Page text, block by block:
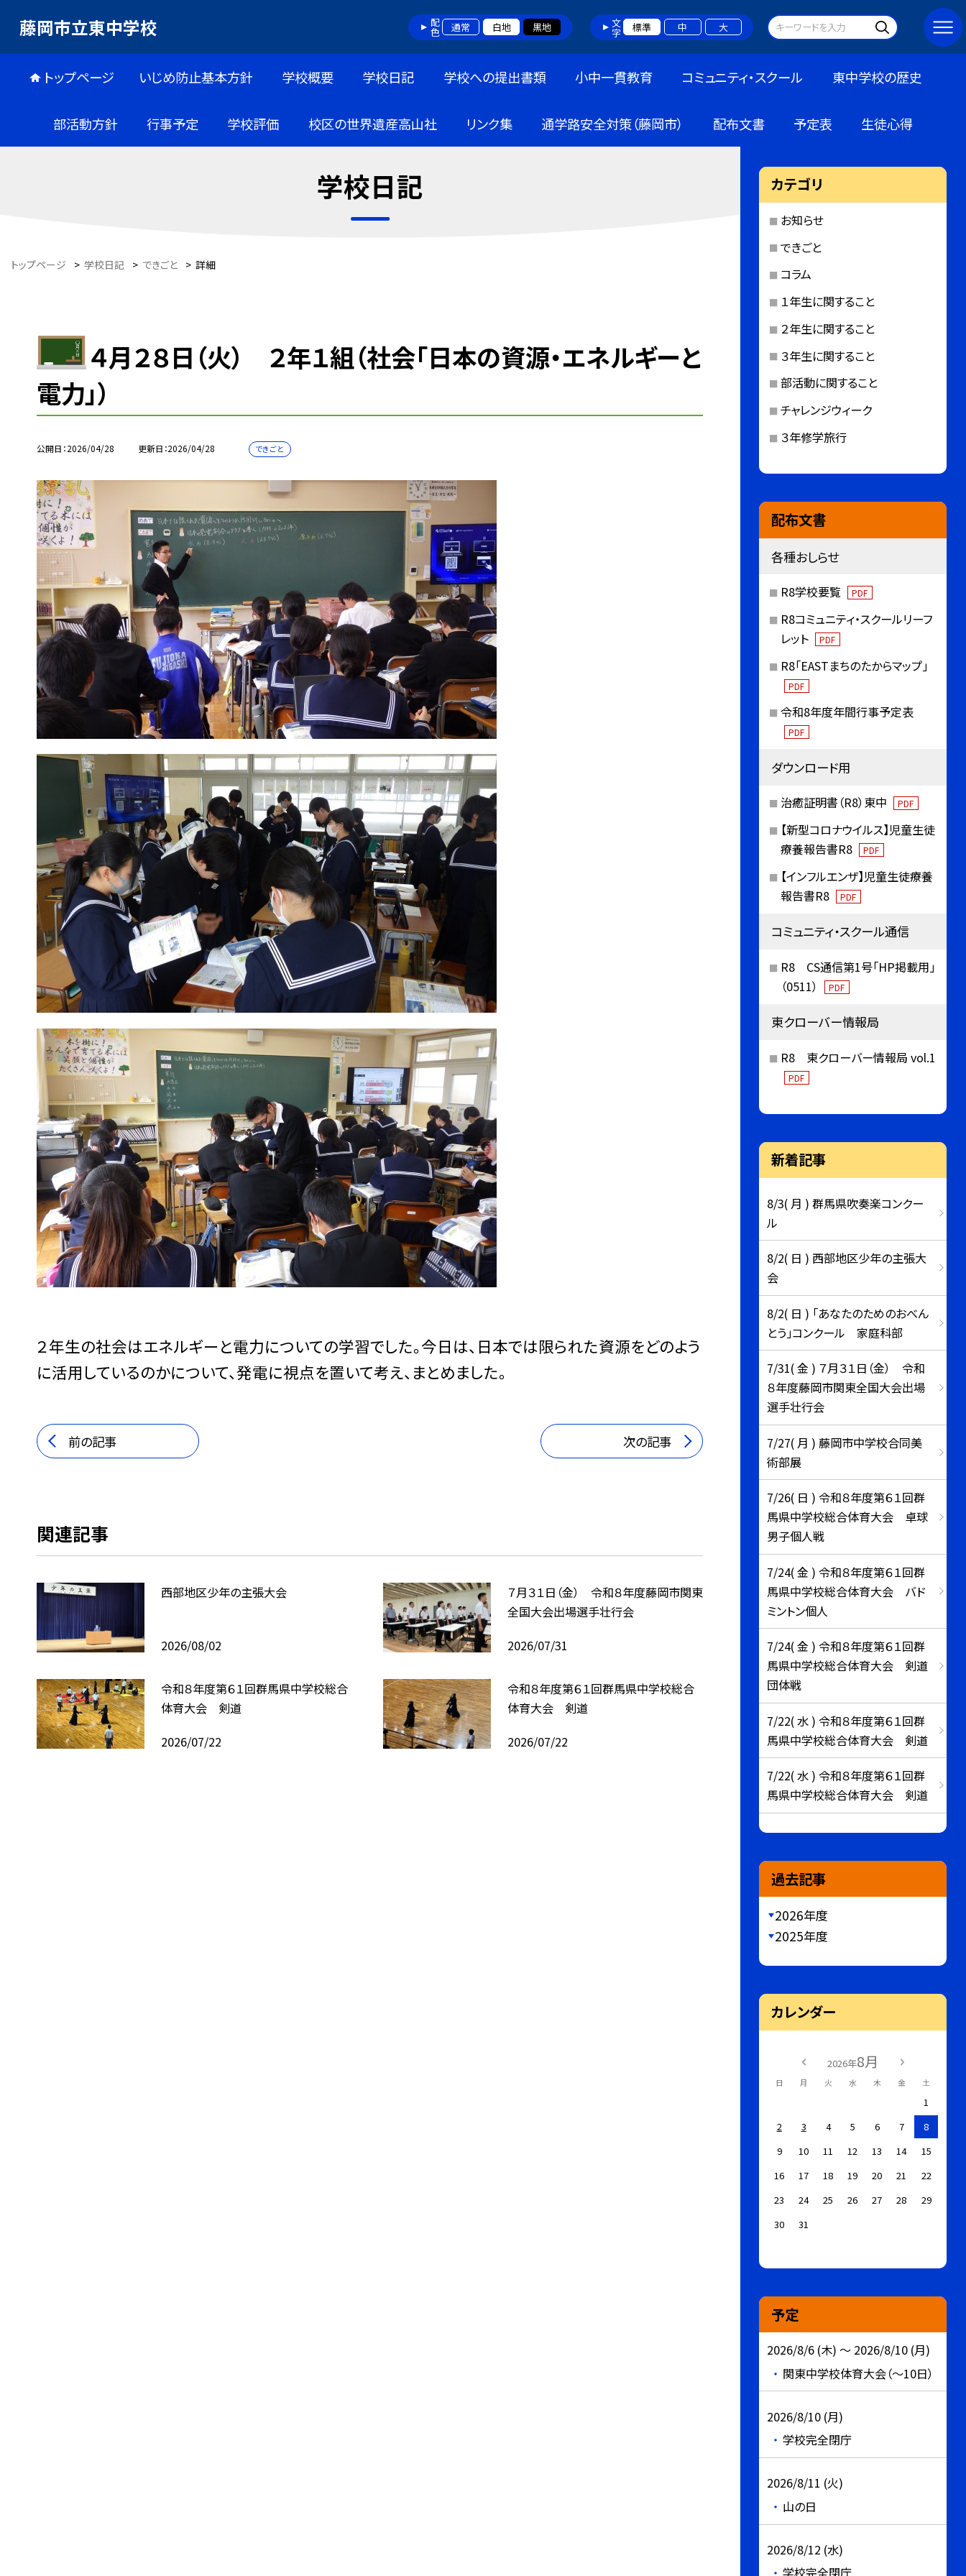
藤岡市立東中学校 配色 通常 白地 黒地 文字 標準 中 大
トップページ いじめ防止基本方針 学校概要 学校日記 学校への提出書類 小中一貫教育 コミュニティ・スクール 東中学校の歴史
部活動方針 行事予定 学校評価 校区の世界遺産高山社 リンク集 通学路安全対策（藤岡市） 配布文書 予定表 生徒心得
学校日記
トップページ > 学校日記 > できごと > 詳細
４月２８日（火） ２年１組（社会「日本の資源・エネルギーと
電力」）
公開日 2026/04/28 更新日 2026/04/28 できごと
２年生の社会はエネルギーと電力についての学習でした。今日は、日本では限られた資源をどのよう
に活用しているのかについて、発電に視点を置いて考え、まとめました。
前の記事 次の記事
関連記事
西部地区少年の主張大会
2026/08/02
７月３１日（金） 令和８年度藤岡市関東
全国大会出場選手壮行会
2026/07/31
令和８年度第６１回群馬県中学校総合
体育大会 剣道
2026/07/22
令和８年度第６１回群馬県中学校総合
体育大会 剣道
2026/07/22
カテゴリ
お知らせ
できごと
コラム
１年生に関すること
２年生に関すること
３年生に関すること
部活動に関すること
チャレンジウィーク
３年修学旅行
配布文書
各種おしらせ
R8学校要覧 PDF
R8コミュニティ・スクールリーフ
レット
PDF
R8「EASTまちのたからマップ」
PDF
令和8年度年間行事予定表
PDF
ダウンロード用
治癒証明書（R8）東中 PDF
【新型コロナウイルス】児童生徒
療養報告書R8
PDF
【インフルエンザ】児童生徒療養
報告書R8
PDF
コミュニティ・スクール通信
R8 CS通信第1号「HP掲載用」
（0511）
PDF
東クローバー情報局
R8 東クローバー情報局 vol.1
PDF
新着記事
8/3( 月 ) 群馬県吹奏楽コンクー
ル
8/2( 日 ) 西部地区少年の主張大
会
8/2( 日 ) 「あなたのためのおべん
とう」コンクール 家庭科部
7/31( 金 ) ７月３１日（金） 令和
８年度藤岡市関東全国大会出場
選手壮行会
7/27( 月 ) 藤岡市中学校合同美
術部展
7/26( 日 ) 令和８年度第６１回群
馬県中学校総合体育大会 卓球
男子個人戦
7/24( 金 ) 令和８年度第６１回群
馬県中学校総合体育大会 バド
ミントン個人
7/24( 金 ) 令和８年度第６１回群
馬県中学校総合体育大会 剣道
団体戦
7/22( 水 ) 令和８年度第６１回群
馬県中学校総合体育大会 剣道
7/22( 水 ) 令和８年度第６１回群
馬県中学校総合体育大会 剣道
過去記事
2026年度
2025年度
カレンダー
2026年8月
日 月 火 水 木 金 土
1
2
3 4 5 6 7
8
9
10 11 12 13 14
15
16
17 18 19 20 21
22
23
24 25 26 27 28
29
30
31
予定
2026/8/6 (木) ～ 2026/8/10 (月)
関東中学校体育大会（～10日）
2026/8/10 (月)
学校完全閉庁
2026/8/11 (火)
山の日
2026/8/12 (水)